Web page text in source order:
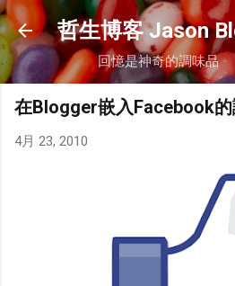
跳到主要內
哲生博客 Jason
回憶是神奇的調味品
在Blogger嵌入Facebook
4月 23, 2010